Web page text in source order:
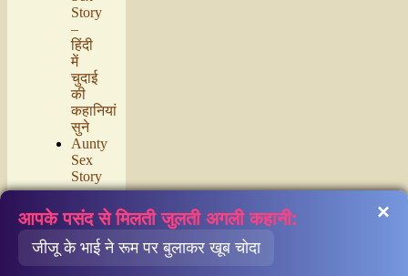
Story
–
हिंदी
में
चुदाई
की
कहानियां
सुने
Aunty
Sex
Story
–
आंटी
की
चुदाई
×
आपके पसंद से मिलती जुलती अगली कहानी:
जीजू के भाई ने रूम पर बुलाकर खूब चोदा